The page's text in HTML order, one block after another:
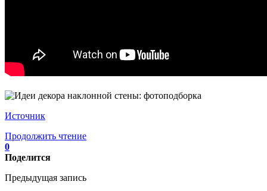
Источник
Продолжить чтение
0
Поделится
Предыдущая запись